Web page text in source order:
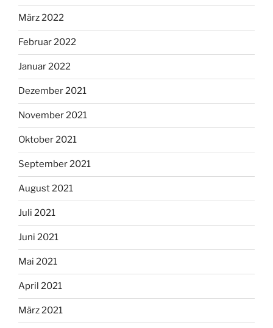
März 2022
Februar 2022
Januar 2022
Dezember 2021
November 2021
Oktober 2021
September 2021
August 2021
Juli 2021
Juni 2021
Mai 2021
April 2021
März 2021